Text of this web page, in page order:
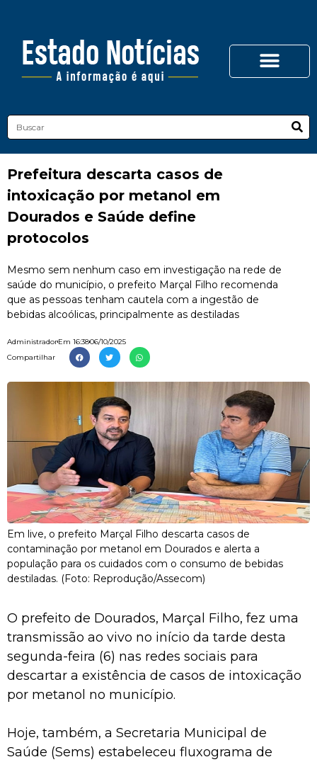
Prefeitura descarta casos de
intoxicação por metanol em
Dourados e Saúde define
protocolos
Mesmo sem nenhum caso em investigação na rede de
saúde do município, o prefeito Marçal Filho recomenda
que as pessoas tenham cautela com a ingestão de
bebidas alcoólicas, principalmente as destiladas
AdministradorEm 16:3806/10/2025
Compartilhar
Em live, o prefeito Marçal Filho descarta casos de
contaminação por metanol em Dourados e alerta a
população para os cuidados com o consumo de bebidas
destiladas. (Foto: Reprodução/Assecom)
O prefeito de Dourados, Marçal Filho, fez uma
transmissão ao vivo no início da tarde desta
segunda-feira (6) nas redes sociais para
descartar a existência de casos de intoxicação
por metanol no município.
Hoje, também, a Secretaria Municipal de
Saúde (Sems) estabeleceu fluxograma de